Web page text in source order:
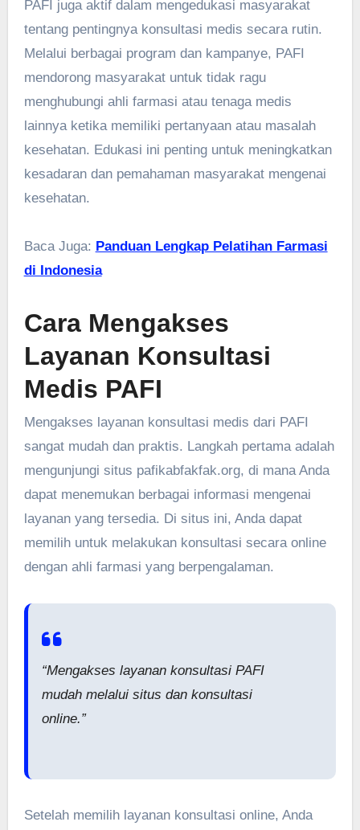
PAFI juga aktif dalam mengedukasi masyarakat
tentang pentingnya konsultasi medis secara rutin.
Melalui berbagai program dan kampanye, PAFI
mendorong masyarakat untuk tidak ragu
menghubungi ahli farmasi atau tenaga medis
lainnya ketika memiliki pertanyaan atau masalah
kesehatan. Edukasi ini penting untuk meningkatkan
kesadaran dan pemahaman masyarakat mengenai
kesehatan.
Baca Juga: Panduan Lengkap Pelatihan Farmasi
di Indonesia
Cara Mengakses
Layanan Konsultasi
Medis PAFI
Mengakses layanan konsultasi medis dari PAFI
sangat mudah dan praktis. Langkah pertama adalah
mengunjungi situs pafikabfakfak.org, di mana Anda
dapat menemukan berbagai informasi mengenai
layanan yang tersedia. Di situs ini, Anda dapat
memilih untuk melakukan konsultasi secara online
dengan ahli farmasi yang berpengalaman.
“Mengakses layanan konsultasi PAFI
mudah melalui situs dan konsultasi
online.”
Setelah memilih layanan konsultasi online, Anda